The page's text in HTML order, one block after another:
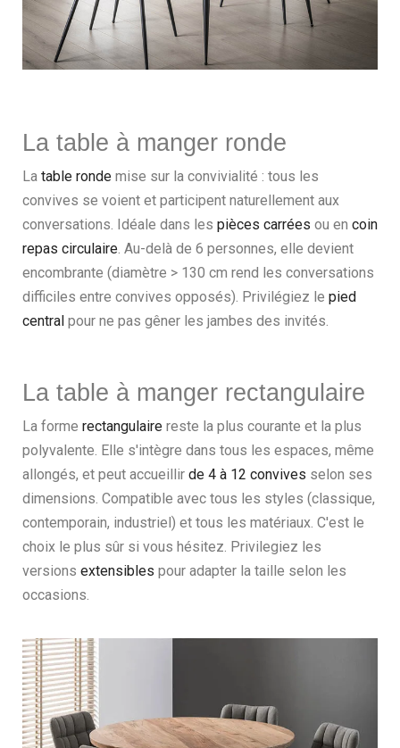
La table à manger ronde
La table ronde mise sur la convivialité : tous les
convives se voient et participent naturellement aux
conversations. Idéale dans les pièces carrées ou en coin
repas circulaire. Au-delà de 6 personnes, elle devient
encombrante (diamètre > 130 cm rend les conversations
difficiles entre convives opposés). Privilégiez le pied
central pour ne pas gêner les jambes des invités.
La table à manger rectangulaire
La forme rectangulaire reste la plus courante et la plus
polyvalente. Elle s'intègre dans tous les espaces, même
allongés, et peut accueillir de 4 à 12 convives selon ses
dimensions. Compatible avec tous les styles (classique,
contemporain, industriel) et tous les matériaux. C'est le
choix le plus sûr si vous hésitez. Privilegiez les
versions extensibles pour adapter la taille selon les
occasions.